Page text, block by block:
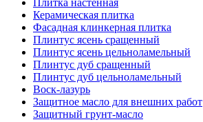
Плитка настенная
Керамическая плитка
Фасадная клинкерная плитка
Плинтус ясень сращенный
Плинтус ясень цельноламельный
Плинтус дуб сращенный
Плинтус дуб цельноламельный
Воск-лазурь
Защитное масло для внешних работ
Защитный грунт-масло